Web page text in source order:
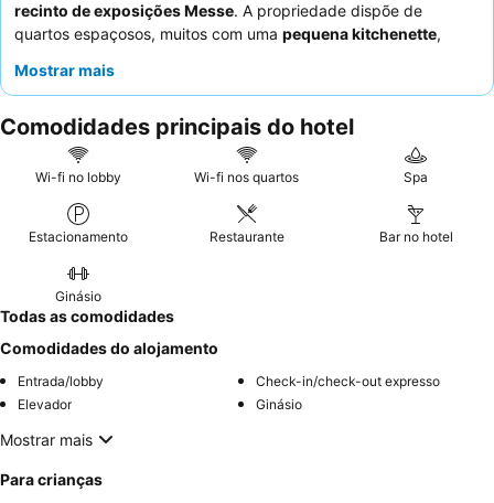
recinto de exposições Messe. A propriedade dispõe de
quartos espaçosos, muitos com uma pequena kitchenette,
consistentemente o
mais tranquila, os hóspedes devem solicitar um quarto virado
para o jardim.
Mostrar mais
Comodidades principais do hotel
Wi-fi no lobby Wi-fi nos quartos Spa
Estacionamento Restaurante Bar no hotel
Ginásio
Todas as comodidades
Comodidades do alojamento
Entrada/lobby
Check-in/check-out expresso
Elevador
Ginásio
Mostrar mais
Para crianças